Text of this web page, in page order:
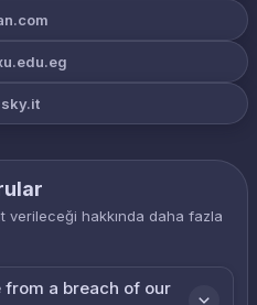
sky.it
verileceği hakkında daha fazla
from a breach of our